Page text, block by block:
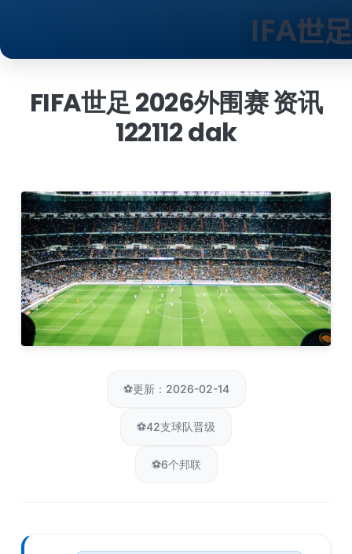
FIFA世足 2026外围赛 资讯
122112 dak
⚽更新：2026-02-14
⚽42支球队晋级
⚽6个邦联